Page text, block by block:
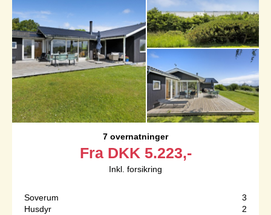
7 overnatninger
Fra DKK 5.223,-
Inkl. forsikring
Soverum
3
Husdyr
2